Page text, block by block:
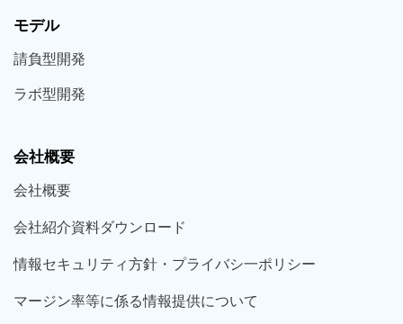
モデル
請負型開発
ラボ型開発
会社概要
会社概要
会社紹介資料ダウンロード
情報セキュリティ方針・プライバシ一ポリシー
マージン率等に係る情報提供について